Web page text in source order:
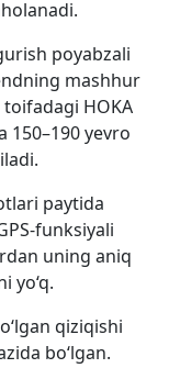
poyabzali
mashhur
HOKA
yevro
paytida
funksiyali
uning aniq
yo‘q.
qiziqishi
bo‘lgan.